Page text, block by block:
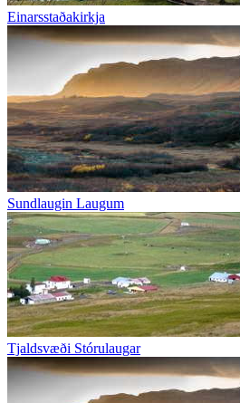
Einarsstaðakirkja
Sundlaugin Laugum
Tjaldsvæði Stórulaugar